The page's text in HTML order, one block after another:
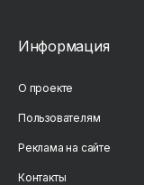
Информация
О проекте
Пользователям
Реклама на сайте
Контакты